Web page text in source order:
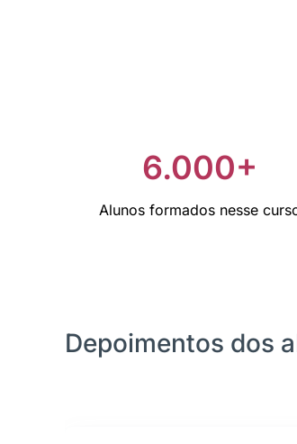
6.000+
Alunos formados nesse
Depoimentos dos